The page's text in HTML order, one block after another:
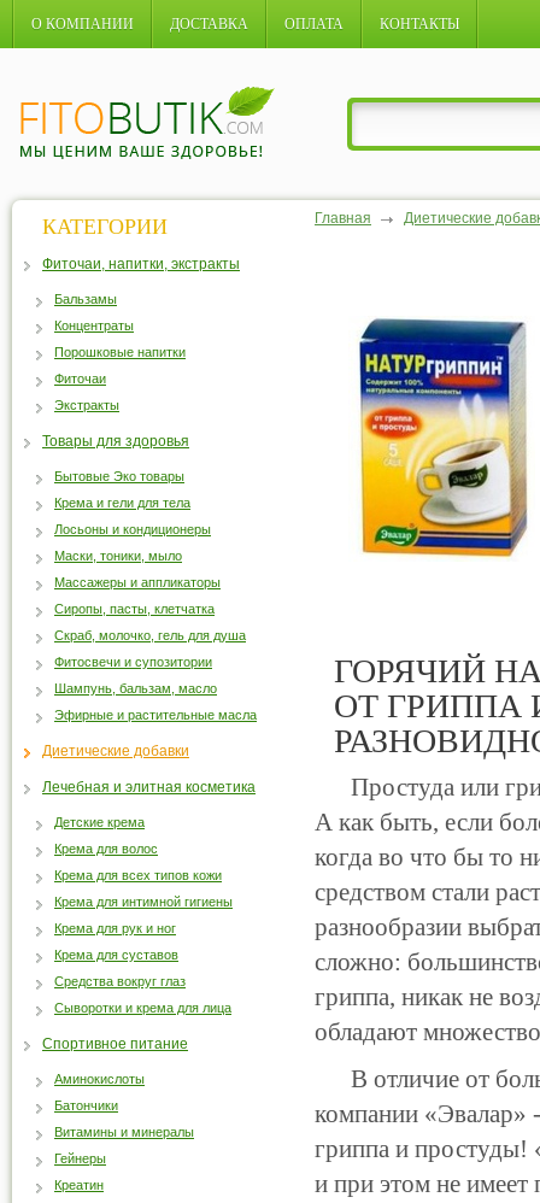
О КОМПАНИИ ДОСТАВКА ОПЛАТА КОНТАКТЫ
Главная Диетические
ГОРЯЧИЙ
ОТ ГРИППА
Простуда или
А как быть, если
когда во что бы то
средством стали
разнообразии
сложно:
гриппа, никак не
обладают
В отличие от
компании «Эвалар»
гриппа и простуды!
и при этом не имеет
КАТЕГОРИИ
Фиточаи, напитки, экстракты
Бальзамы
Концентраты
Порошковые напитки
Фиточаи
Экстракты
Товары для здоровья
Бытовые Эко товары
Крема и гели для тела
Лосьоны и кондиционеры
Маски, тоники, мыло
Массажеры и аппликаторы
Сиропы, пасты, клетчатка
Скраб, молочко, гель для душа
Фитосвечи и супозитории
Шампунь, бальзам, масло
Эфирные и растительные масла
Диетические добавки
Лечебная и элитная косметика
Детские крема
Крема для волос
Крема для всех типов кожи
Крема для интимной гигиены
Крема для рук и ног
Крема для суставов
Средства вокруг глаз
Сыворотки и крема для лица
Спортивное питание
Аминокислоты
Батончики
Витамины и минералы
Гейнеры
Креатин